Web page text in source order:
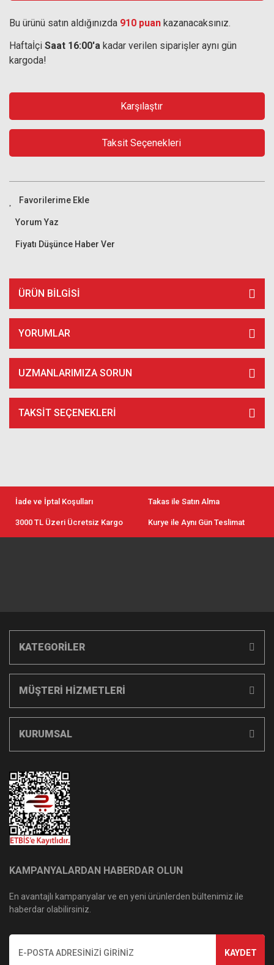
Bu ürünü satın aldığınızda 910 puan kazanacaksınız.
Haftaİçi Saat 16:00'a kadar verilen siparişler aynı gün
kargoda!
Karşılaştır
Taksit Seçenekleri
Yorum Yaz
Fiyatı Düşünce Haber Ver
ÜRÜN BILGISI
YORUMLAR
UZMANLARIMIZA SORUN
TAKSIT SEÇENEKLERI
İade ve İptal Koşulları Takas ile Satın Alma
3000 TL Üzeri Ücretsiz Kargo Kurye ile Aynı Gün Teslimat
KATEGORİLER
MÜŞTERİ HİZMETLERİ
KURUMSAL
KAMPANYALARDAN HABERDAR OLUN
En avantajlı kampanyalar ve en yeni ürünlerden bültenimiz ile
haberdar olabilirsiniz.
KAYDET